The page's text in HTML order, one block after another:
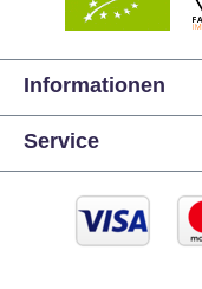
Informationen
Service